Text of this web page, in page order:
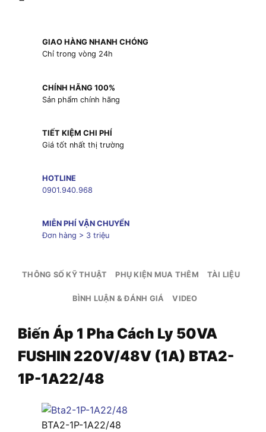
GIAO HÀNG NHANH CHÓNG
Chỉ trong vòng 24h
CHÍNH HÃNG 100%
Sản phẩm chính hãng
TIẾT KIỆM CHI PHÍ
Giá tốt nhất thị trường
HOTLINE
0901.940.968
MIỄN PHÍ VẬN CHUYỂN
Đơn hàng > 3 triệu
THÔNG SỐ KỸ THUẬT PHỤ KIỆN MUA THÊM TÀI LIỆU
BÌNH LUẬN & ĐÁNH GIÁ VIDEO
Biến Áp 1 Pha Cách Ly 50VA
FUSHIN 220V/48V (1A) BTA2-
1P-1A22/48
BTA2-1P-1A22/48